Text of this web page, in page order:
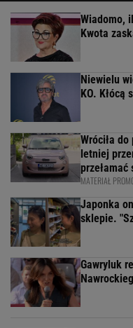
Wiadomo,
Kwota
Niewielu
KO. Kłócą
Wróciła
letniej
przełamać
MATERIAŁ
Japonka
sklepie.
Gawryluk